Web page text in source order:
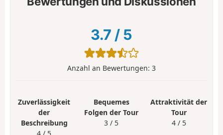
3.7 / 5
Anzahl an Bewertungen: 3
Zuverlässigkeit
der
Beschreibung
Bequemes
Folgen der Tour
3 / 5
Attraktivität der
Tour
4 / 5